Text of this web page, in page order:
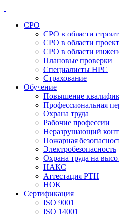
СРО
СРО в области
СРО в области
СРО в области
Плановые проверки
Специалисты НРС
Страхование
Обучение
Повышение
Профессиональная
Охрана труда
Рабочие профессии
Неразрушающий
Пожарная
Электробезопасность
Охрана труда на
НАКС
Аттестация РТН
НОК
Сертификация
ISO 9001
ISO 14001